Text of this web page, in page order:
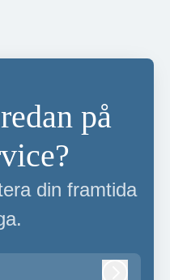
på
din framtida